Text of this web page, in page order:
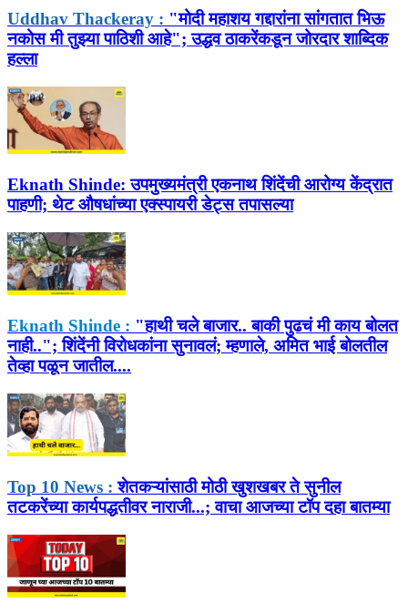
Uddhav Thackeray : "मोदी महाशय गद्दारांना सांगतात भिऊ
नकोस मी तुझ्या पाठिशी आहे"; उद्धव ठाकरेंकडून जोरदार शाब्दिक
हल्ला
Eknath Shinde: उपमुख्यमंत्री एकनाथ शिंदेंची आरोग्य केंद्रात
पाहणी; थेट औषधांच्या एक्स्पायरी डेट्स तपासल्या
Eknath Shinde : "हाथी चले बाजार.. बाकी पुढचं मी काय बोलत
नाही.."; शिंदेंनी विरोधकांना सुनावलं; म्हणाले, अमित भाई बोलतील
तेव्हा पळून जातील....
Top 10 News : शेतकऱ्यांसाठी मोठी खुशखबर ते सुनील
तटकरेंच्या कार्यपद्धतीवर नाराजी...; वाचा आजच्या टॉप दहा बातम्या